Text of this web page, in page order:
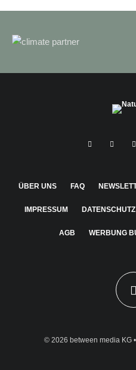
ÜBER UNS FAQ
IMPRESSUM DATENSCHUTZ
AGB WERBUNG
© 2026 between media KG